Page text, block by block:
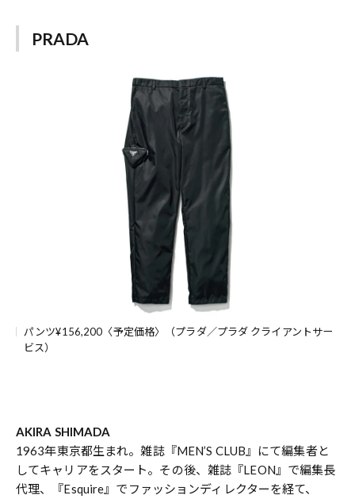
PRADA
パンツ¥156,200〈予定価格〉（プラダ／プラダ クライアントサー
ビス）
AKIRA SHIMADA
1963年東京都生まれ。雑誌『MEN’S CLUB』にて編集者と
してキャリアをスタート。その後、雑誌『LEON』で編集長
代理、『Esquire』でファッションディレクターを経て、